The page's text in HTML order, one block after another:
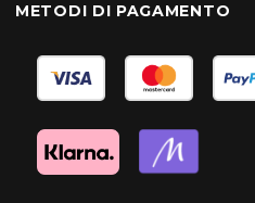
METODI DI PAGAMENTO